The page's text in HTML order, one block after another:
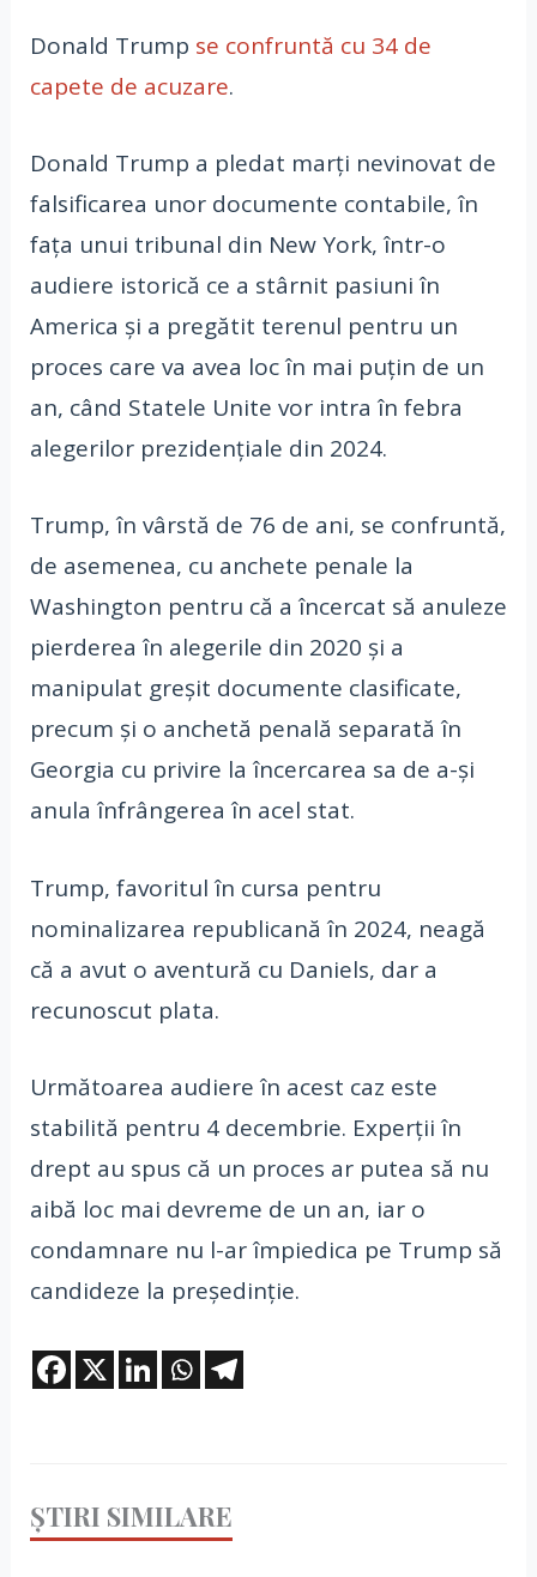
Donald Trump se confruntă cu 34 de
capete de acuzare.
Donald Trump a pledat marţi nevinovat de
falsificarea unor documente contabile, în
faţa unui tribunal din New York, într-o
audiere istorică ce a stârnit pasiuni în
America şi a pregătit terenul pentru un
proces care va avea loc în mai puţin de un
an, când Statele Unite vor intra în febra
alegerilor prezidenţiale din 2024.
Trump, în vârstă de 76 de ani, se confruntă,
de asemenea, cu anchete penale la
Washington pentru că a încercat să anuleze
pierderea în alegerile din 2020 și a
manipulat greșit documente clasificate,
precum și o anchetă penală separată în
Georgia cu privire la încercarea sa de a-și
anula înfrângerea în acel stat.
Trump, favoritul în cursa pentru
nominalizarea republicană în 2024, neagă
că a avut o aventură cu Daniels, dar a
recunoscut plata.
Următoarea audiere în acest caz este
stabilită pentru 4 decembrie. Experții în
drept au spus că un proces ar putea să nu
aibă loc mai devreme de un an, iar o
condamnare nu l-ar împiedica pe Trump să
candideze la președinție.
ȘTIRI SIMILARE